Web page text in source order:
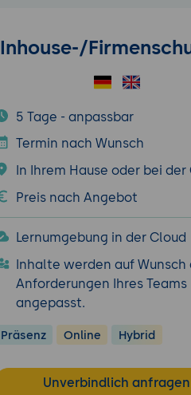
Inhouse-/
5 Tage - anpassbar
Termin nach Wunsch
In Ihrem Hause oder bei der
Preis nach Angebot
Lernumgebung in der Cloud
Inhalte werden auf Wunsch
Anforderungen Ihres Teams
angepasst.
Präsenz Online Hybrid
Unverbindlich anfragen